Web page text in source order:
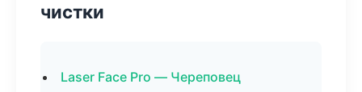
чистки
Laser Face Pro — Череповец